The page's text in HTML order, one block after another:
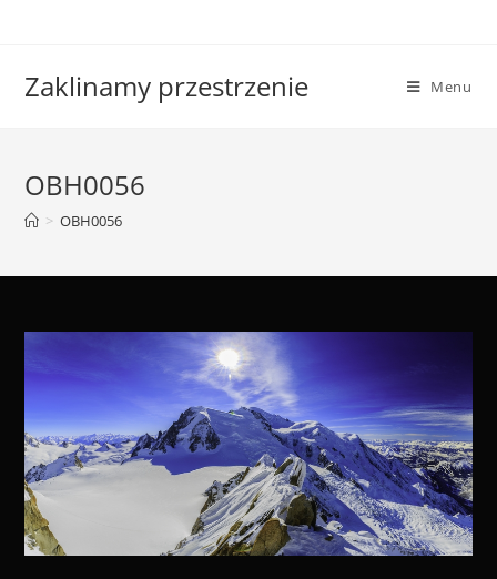
Zaklinamy przestrzenie Menu
OBH0056
> OBH0056